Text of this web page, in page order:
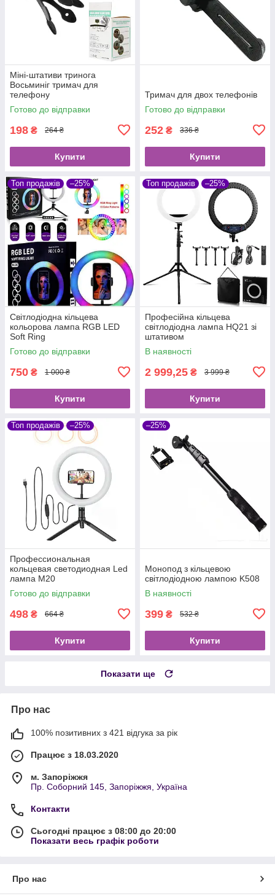
Міні-штативи тринога
Восьминіг тримач для
телефону
Готово до відправки
198 ₴ 264 ₴
Купити
Тримач для двох телефонів
Готово до відправки
252 ₴ 336 ₴
Купити
Топ продажів –25%
Світлодіодна кільцева
кольорова лампа RGB LED
Soft Ring
Готово до відправки
750 ₴ 1 000 ₴
Купити
Топ продажів –25%
Професійна кільцева
світлодіодна лампа HQ21 зі
штативом
В наявності
2 999,25 ₴ 3 999 ₴
Купити
Топ продажів –25%
Профессиональная
кольцевая светодиодная Led
лампа M20
Готово до відправки
498 ₴ 664 ₴
Купити
–25%
Монопод з кільцевою
світлодіодною лампою K508
В наявності
399 ₴ 532 ₴
Купити
Показати ще
Про нас
100% позитивних з 421 відгука за рік
Працює з 18.03.2020
м. Запоріжжя
Пр. Соборний 145, Запоріжжя, Україна
Контакти
Сьогодні працює з 08:00 до 20:00
Показати весь графік роботи
Про нас